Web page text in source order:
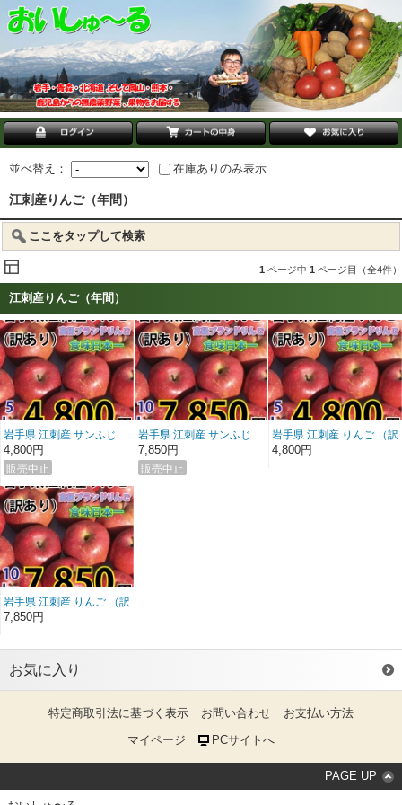
並べ替え： 在庫ありのみ表示
江刺産りんご（年間）
ここをタップして検索
1 ページ中 1 ページ目（全4件）
江刺産りんご（年間）
岩手県 江刺産 サンふじ
（訳あり） ５ｋｇ 送料無
料/※一部地域を除く
4,800円
岩手県 江刺産 サンふじ
（訳あり） １０ｋｇ 送料
無料/※一部地域を除く
7,850円
岩手県 江刺産 りんご （訳
あり） ５ｋｇ 送料無料/※
4,800円
岩手県 江刺産 りんご （訳
あり） １０ｋｇ 送料無料/
※一部地域を除く
7,850円
お気に入り
特定商取引法に基づく表示 お問い合わせ
お支払い方法
マイページ
PCサイトへ
PAGE UP